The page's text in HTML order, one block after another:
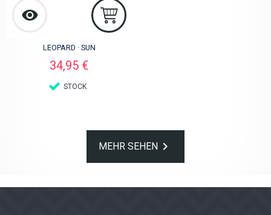
LEOPARD · SUN
Preis
34,95 €
STOCK
MEHR SEHEN 